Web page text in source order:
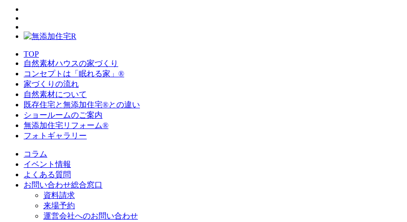
TOP
自然素材ハウスの家づくり
コンセプトは「眠れる家」®
家づくりの流れ
自然素材について
既存住宅と無添加住宅®との違い
ショールームのご案内
無添加住宅リフォーム®
フォトギャラリー
コラム
イベント情報
よくある質問
お問い合わせ総合窓口
資料請求
来場予約
運営会社へのお問い合わせ